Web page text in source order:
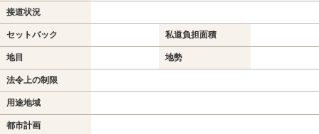
接道状況
セットバック 私道負担面積
地目 地勢
法令上の制限
用途地域
都市計画